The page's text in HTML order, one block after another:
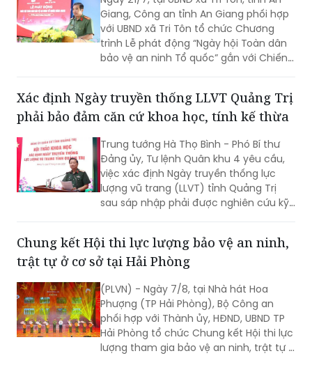
Giang, Công an tỉnh An Giang phối hợp
với UBND xã Tri Tôn tổ chức Chương
trình Lễ phát động “Ngày hội Toàn dân
bảo vệ an ninh Tổ quốc” gắn với Chiến
Xác định Ngày truyền thống LLVT Quảng Trị
phải bảo đảm căn cứ khoa học, tính kế thừa
Trung tướng Hà Thọ Bình - Phó Bí thư
Đảng ủy, Tư lệnh Quân khu 4 yêu cầu,
việc xác định Ngày truyền thống lực
lượng vũ trang (LLVT) tỉnh Quảng Trị
sau sáp nhập phải được nghiên cứu kỹ
Chung kết Hội thi lực lượng bảo vệ an ninh,
trật tự ở cơ sở tại Hải Phòng
(PLVN) - Ngày 7/8, tại Nhà hát Hoa
Phượng (TP Hải Phòng), Bộ Công an
phối hợp với Thành ủy, HĐND, UBND TP
Hải Phòng tổ chức Chung kết Hội thi lực
lượng tham gia bảo vệ an ninh, trật tự ở